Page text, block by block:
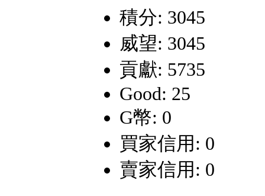
積分: 3045
威望: 3045
貢獻: 5735
Good: 25
G幣: 0
買家信用: 0
賣家信用: 0